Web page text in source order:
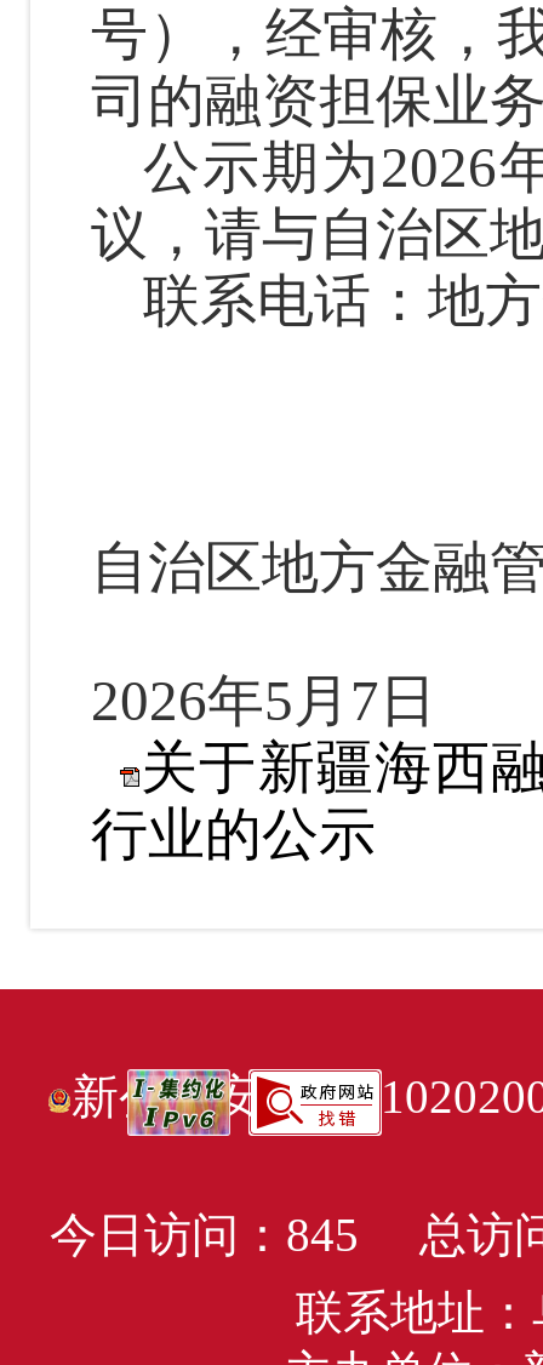
号），经审核，
司的融资担保业
公示期为2026
议，请与自治区
联系电话：地
自治区地方金融
2026年5月 7 日
关于新疆海西
行业的公示
新公网安备
今日访问： 845 总访
联系地址